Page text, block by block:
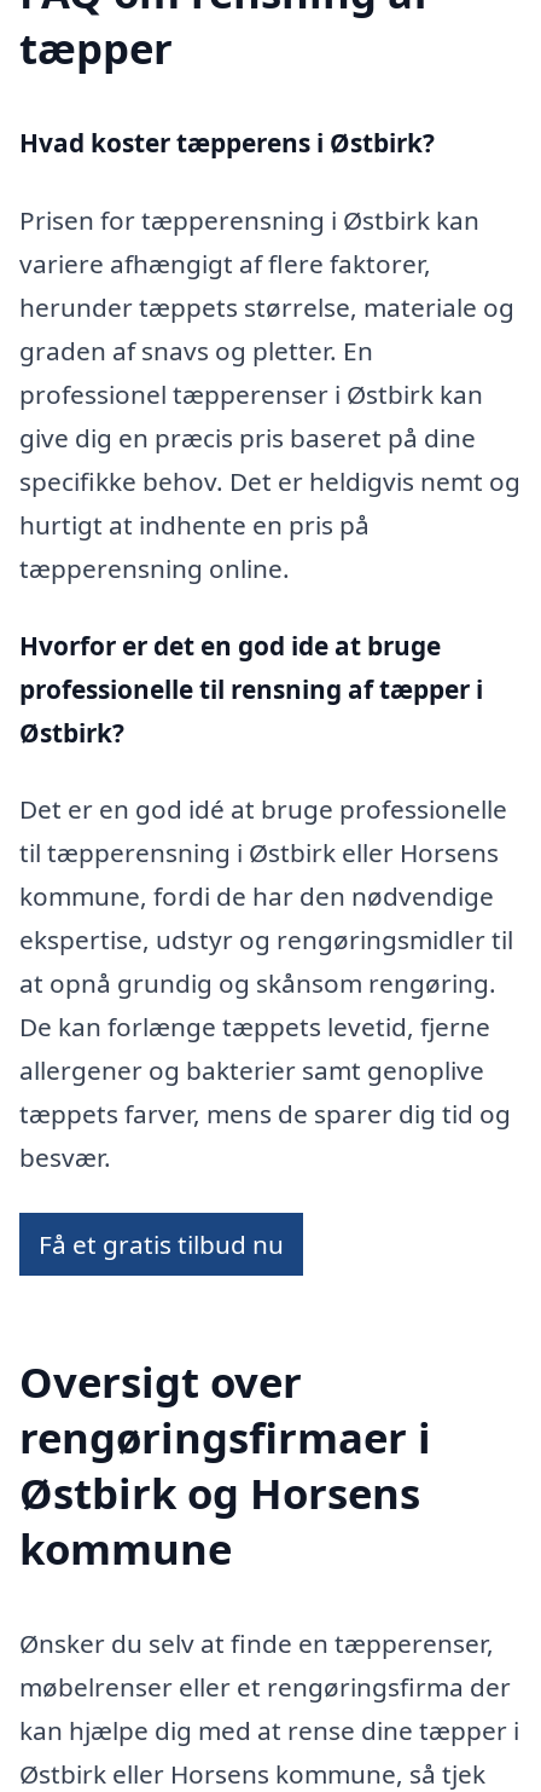
tæpper
Hvad koster tæpperens i Østbirk?
Prisen for tæpperensning i Østbirk kan
variere afhængigt af flere faktorer,
herunder tæppets størrelse, materiale og
graden af snavs og pletter. En
professionel tæpperenser i Østbirk kan
give dig en præcis pris baseret på dine
specifikke behov. Det er heldigvis nemt og
hurtigt at indhente en pris på
tæpperensning online.
Hvorfor er det en god ide at bruge
professionelle til rensning af tæpper i
Østbirk?
Det er en god idé at bruge professionelle
til tæpperensning i Østbirk eller Horsens
kommune, fordi de har den nødvendige
ekspertise, udstyr og rengøringsmidler til
at opnå grundig og skånsom rengøring.
De kan forlænge tæppets levetid, fjerne
allergener og bakterier samt genoplive
tæppets farver, mens de sparer dig tid og
besvær.
Få et gratis tilbud nu
Oversigt over
rengøringsfirmaer i
Østbirk og Horsens
kommune
Ønsker du selv at finde en tæpperenser,
møbelrenser eller et rengøringsfirma der
kan hjælpe dig med at rense dine tæpper i
Østbirk eller Horsens kommune, så tjek